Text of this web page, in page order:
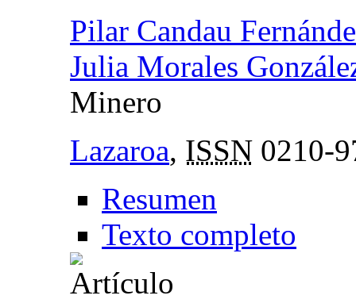
Pilar Candau
Julia Morales
Minero
Lazaroa, ISSN 0210-
Resumen
Texto completo